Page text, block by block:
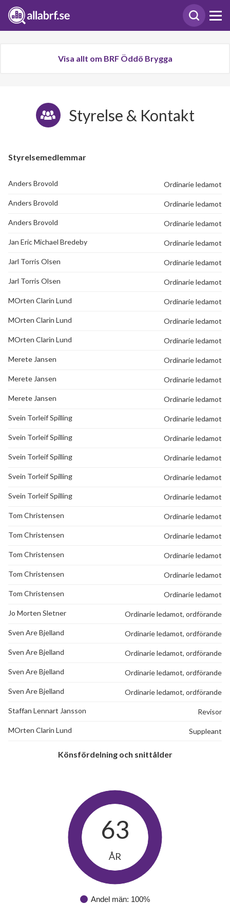
Visa allt om BRF Öddö Brygga
Styrelse & Kontakt
Styrelsemedlemmar
Anders Brovold Ordinarie ledamot
Anders Brovold Ordinarie ledamot
Anders Brovold Ordinarie ledamot
Jan Eric Michael Bredeby Ordinarie ledamot
Jarl Torris Olsen Ordinarie ledamot
Jarl Torris Olsen Ordinarie ledamot
MOrten Clarin Lund Ordinarie ledamot
MOrten Clarin Lund Ordinarie ledamot
MOrten Clarin Lund Ordinarie ledamot
Merete Jansen Ordinarie ledamot
Merete Jansen Ordinarie ledamot
Merete Jansen Ordinarie ledamot
Svein Torleif Spilling Ordinarie ledamot
Svein Torleif Spilling Ordinarie ledamot
Svein Torleif Spilling Ordinarie ledamot
Svein Torleif Spilling Ordinarie ledamot
Svein Torleif Spilling Ordinarie ledamot
Tom Christensen Ordinarie ledamot
Tom Christensen Ordinarie ledamot
Tom Christensen Ordinarie ledamot
Tom Christensen Ordinarie ledamot
Tom Christensen Ordinarie ledamot
Jo Morten Sletner Ordinarie ledamot, ordförande
Sven Are Bjelland Ordinarie ledamot, ordförande
Sven Are Bjelland Ordinarie ledamot, ordförande
Sven Are Bjelland Ordinarie ledamot, ordförande
Sven Are Bjelland Ordinarie ledamot, ordförande
Staffan Lennart Jansson Revisor
MOrten Clarin Lund Suppleant
Könsfördelning och snittålder
Andel män: 100%
63
ÅR